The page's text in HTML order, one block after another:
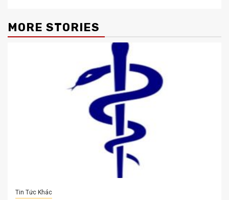
MORE STORIES
Tin Tức Khác